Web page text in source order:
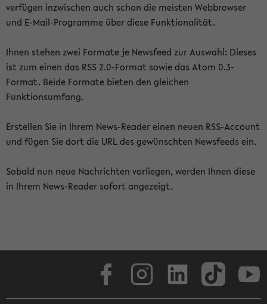
verfügen inzwischen auch schon die meisten Webbrowser
und E-Mail-Programme über diese Funktionalität.
Ihnen stehen zwei Formate je Newsfeed zur Auswahl: Dieses
ist zum einen das RSS 2.0-Format sowie das Atom 0.3-
Format. Beide Formate bieten den gleichen
Funktionsumfang.
Erstellen Sie in Ihrem News-Reader einen neuen RSS-Account
und fügen Sie dort die URL des gewünschten Newsfeeds ein.
Sobald nun neue Nachrichten vorliegen, werden Ihnen diese
in Ihrem News-Reader sofort angezeigt.